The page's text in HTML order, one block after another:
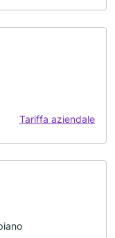
Tariffa aziendale